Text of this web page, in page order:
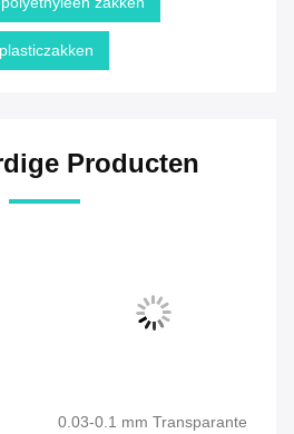
Producten
0.03-0.1 mm Transparante